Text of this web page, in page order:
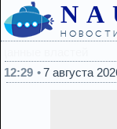
12:29
7 августа